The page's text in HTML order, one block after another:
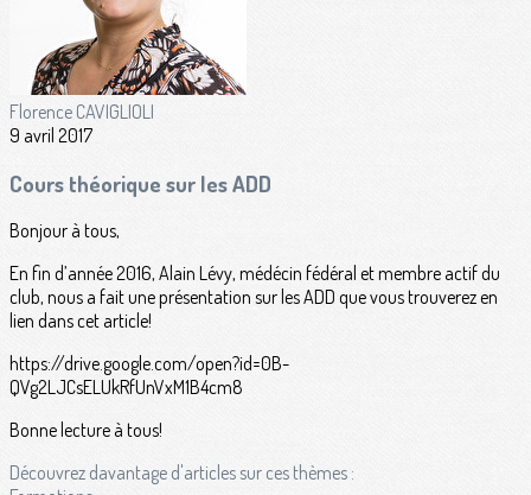
Florence CAVIGLIOLI
9 avril 2017
Cours théorique sur les ADD
Bonjour à tous,
En fin d’année 2016, Alain Lévy, médécin fédéral et membre actif du
club, nous a fait une présentation sur les ADD que vous trouverez en
lien dans cet article!
https://drive.google.com/open?id=0B-
QVg2LJCsELUkRfUnVxM1B4cm8
Bonne lecture à tous!
Découvrez davantage d'articles sur ces thèmes :